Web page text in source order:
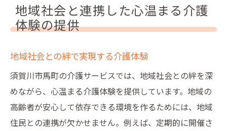
地域社会と連携した心温まる介護
体験の提供
地域社会との絆で実現する介護体験
須賀川市馬町の介護サービスでは、地域社会との絆を深
めながら、心温まる介護体験を提供しています。地域の
高齢者が安心して依存できる環境を作るためには、地域
住民との連携が欠かせません。例えば、定期的に開催さ